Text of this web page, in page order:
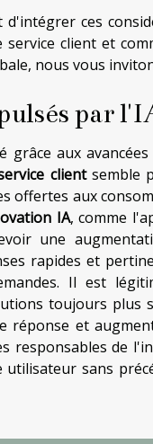
ces
client et
nous vous
par
aux
clientsemble
offertes aux
IA, comme
une
rapides et
Il est
toujours plus
réponse et
responsables de
sans